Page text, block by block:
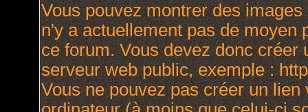
Vous pouvez montrer des
n'y a actuellement pas de moyen
ce forum. Vous devez donc
serveur web public, exemple :
Vous ne pouvez pas créer un